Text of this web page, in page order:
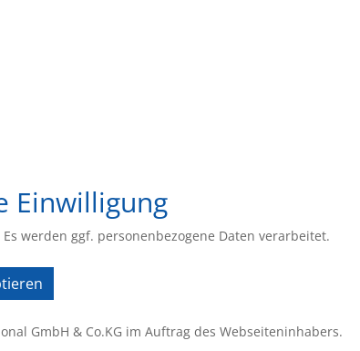
Einwilligung
werden ggf. personenbezogene Daten verarbeitet.
GmbH & Co.KG im Auftrag des Webseiteninhabers.